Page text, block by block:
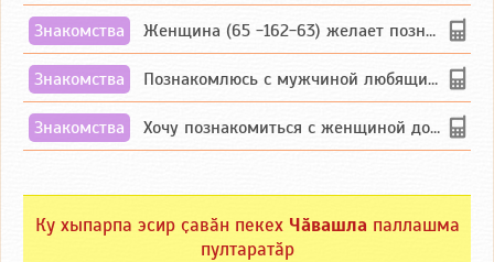
Знакомства Женщина (65 -162-63) желает познакомиться с одиноким, добродушным, без вредных ...
Знакомства Познакомлюсь с мужчиной любящим танцевать и петь на родном чувашском языке
Знакомства Хочу познакомиться с женщиной до 55 лет чувашской или русской национальности дл...
Ку хыпарпа эсир ҫавӑн пекех Чӑвашла паллашма
пултаратӑр